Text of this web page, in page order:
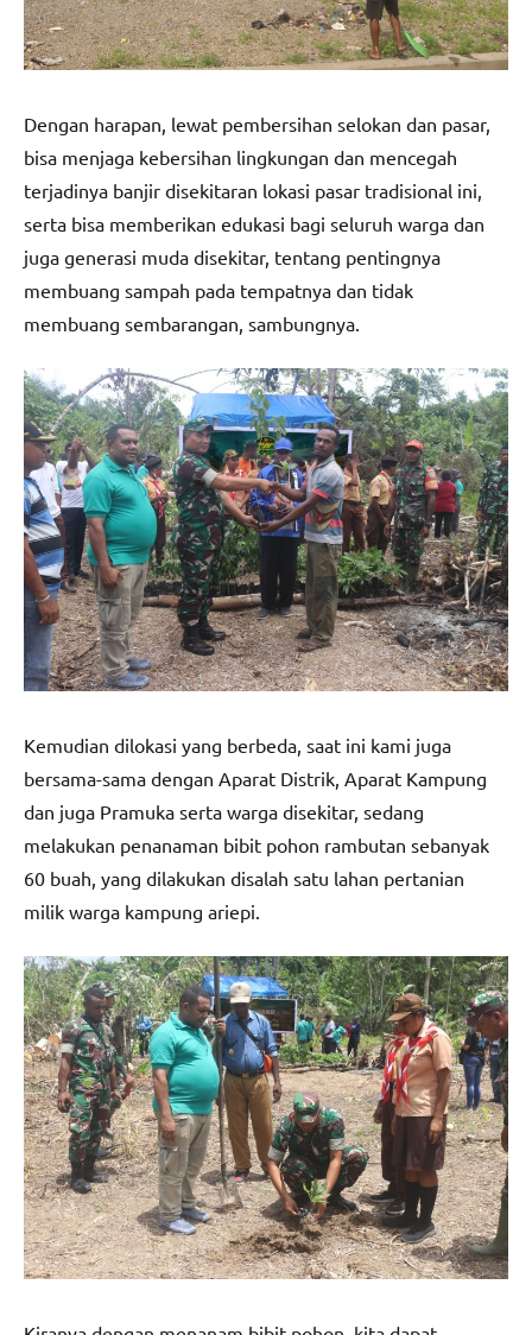
Dengan harapan, lewat pembersihan selokan dan pasar,
bisa menjaga kebersihan lingkungan dan mencegah
terjadinya banjir disekitaran lokasi pasar tradisional ini,
serta bisa memberikan edukasi bagi seluruh warga dan
juga generasi muda disekitar, tentang pentingnya
membuang sampah pada tempatnya dan tidak
membuang sembarangan, sambungnya.
Kemudian dilokasi yang berbeda, saat ini kami juga
bersama-sama dengan Aparat Distrik, Aparat Kampung
dan juga Pramuka serta warga disekitar, sedang
melakukan penanaman bibit pohon rambutan sebanyak
60 buah, yang dilakukan disalah satu lahan pertanian
milik warga kampung ariepi.